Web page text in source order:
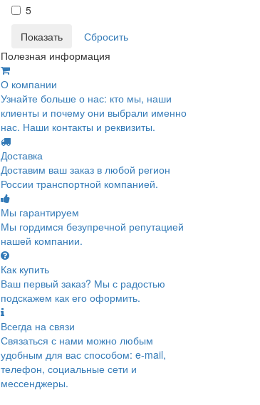
5
Полезная информация
О компании
Узнайте больше о нас: кто мы, наши
клиенты и почему они выбрали именно
нас. Наши контакты и реквизиты.
Доставка
Доставим ваш заказ в любой регион
России транспортной компанией.
Мы гарантируем
Мы гордимся безупречной репутацией
нашей компании.
Как купить
Ваш первый заказ? Мы с радостью
подскажем как его оформить.
Всегда на связи
Связаться с нами можно любым
удобным для вас способом: e-mail,
телефон, социальные сети и
мессенджеры.